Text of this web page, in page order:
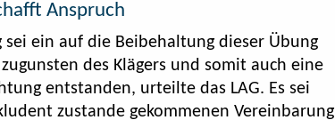
Anspruch
ein auf die Beibehaltung dieser Übung
des Klägers und somit auch eine
entstanden, urteilte das LAG. Es sei
zustande gekommenen Vereinbarung